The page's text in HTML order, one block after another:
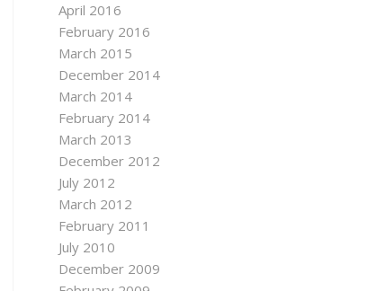
April 2016
February 2016
March 2015
December 2014
March 2014
February 2014
March 2013
December 2012
July 2012
March 2012
February 2011
July 2010
December 2009